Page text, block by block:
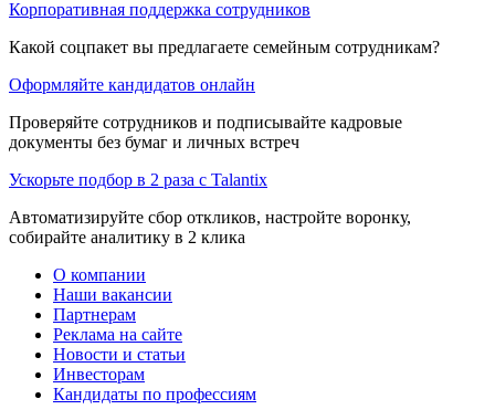
Корпоративная поддержка сотрудников
Какой соцпакет вы предлагаете семейным сотрудникам?
Оформляйте кандидатов онлайн
Проверяйте сотрудников и подписывайте кадровые
документы без бумаг и личных встреч
Ускорьте подбор в 2 раза с Talantix
Автоматизируйте сбор откликов, настройте воронку,
собирайте аналитику в 2 клика
О компании
Наши вакансии
Партнерам
Реклама на сайте
Новости и статьи
Инвесторам
Кандидаты по профессиям